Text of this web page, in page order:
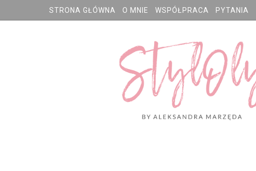
STRONA GŁÓWNA O MNIE WSPÓŁPRACA PYTANIA